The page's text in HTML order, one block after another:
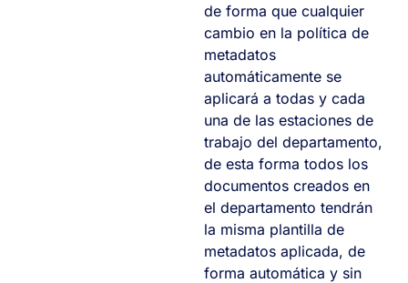
de forma que cualquier
cambio en la política de
metadatos
automáticamente se
aplicará a todas y cada
una de las estaciones de
trabajo del departamento,
de esta forma todos los
documentos creados en
el departamento tendrán
la misma plantilla de
metadatos aplicada, de
forma automática y sin